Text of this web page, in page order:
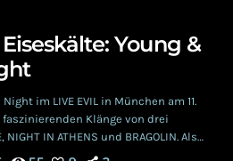
Young &
im LIVE EVIL in München am 11.
Klänge von drei
NIGHT IN ATHENS und BRAGOLIN. Als
hereinbrach, erfüllten die